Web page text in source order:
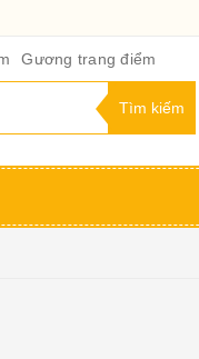
Gương trang điểm